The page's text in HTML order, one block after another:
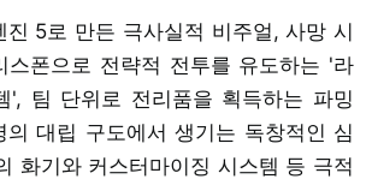
진 5로 만든 극사실적 비주얼, 사망 시
스폰으로 전략적 전투를 유도하는 '라
', 팀 단위로 전리품을 획득하는 파밍
대립 구도에서 생기는 독창적인 심
화기와 커스터마이징 시스템 등 극적